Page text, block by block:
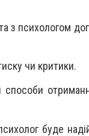
з психологом
чи критики.
способи
буде